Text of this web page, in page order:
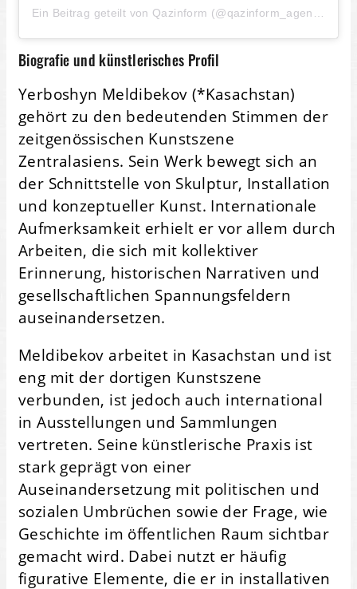
Biografie und künstlerisches Profil
Yerboshyn Meldibekov (*Kasachstan)
gehört zu den bedeutenden Stimmen der
zeitgenössischen Kunstszene
Zentralasiens. Sein Werk bewegt sich an
der Schnittstelle von Skulptur, Installation
und konzeptueller Kunst. Internationale
Aufmerksamkeit erhielt er vor allem durch
Arbeiten, die sich mit kollektiver
Erinnerung, historischen Narrativen und
gesellschaftlichen Spannungsfeldern
auseinandersetzen.
Meldibekov arbeitet in Kasachstan und ist
eng mit der dortigen Kunstszene
verbunden, ist jedoch auch international
in Ausstellungen und Sammlungen
vertreten. Seine künstlerische Praxis ist
stark geprägt von einer
Auseinandersetzung mit politischen und
sozialen Umbrüchen sowie der Frage, wie
Geschichte im öffentlichen Raum sichtbar
gemacht wird. Dabei nutzt er häufig
figurative Elemente, die er in installativen